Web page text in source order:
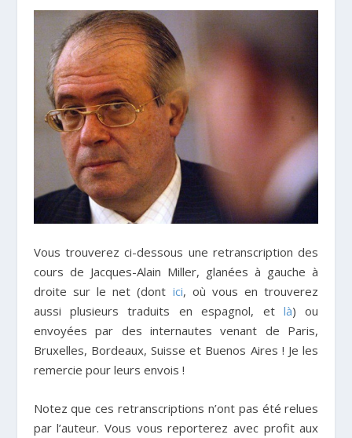
Vous trouverez ci-dessous une retranscription des
cours de Jacques-Alain Miller, glanées à gauche à
droite sur le net (dont ici, où vous en trouverez
aussi plusieurs traduits en espagnol, etlà) ou
envoyées par des internautes venant de Paris,
Bruxelles, Bordeaux, Suisse et Buenos Aires ! Je les
remercie pour leurs envois !
Notez que ces retranscriptions n’ont pas été relues
par l’auteur. Vous vous reporterez avec profit aux